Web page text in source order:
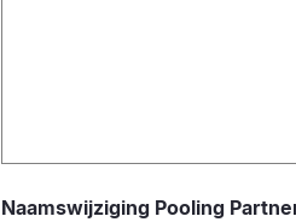
Naamswijziging Pooling